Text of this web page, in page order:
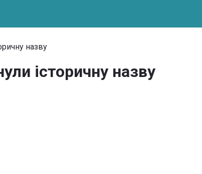
назву
історичну назву